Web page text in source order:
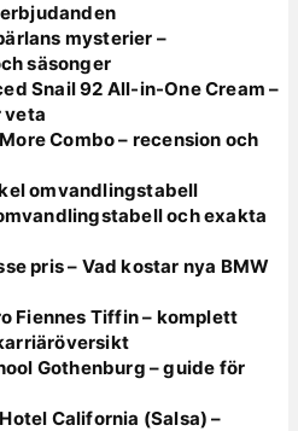
mysterier –
säsonger
Snail 92 All-in-One Cream –
veta
Combo – recension och
omvandlingstabell
och exakta
pris – Vad kostar nya BMW
Fiennes Tiffin – komplett
Gothenburg – guide för
California (Salsa) –